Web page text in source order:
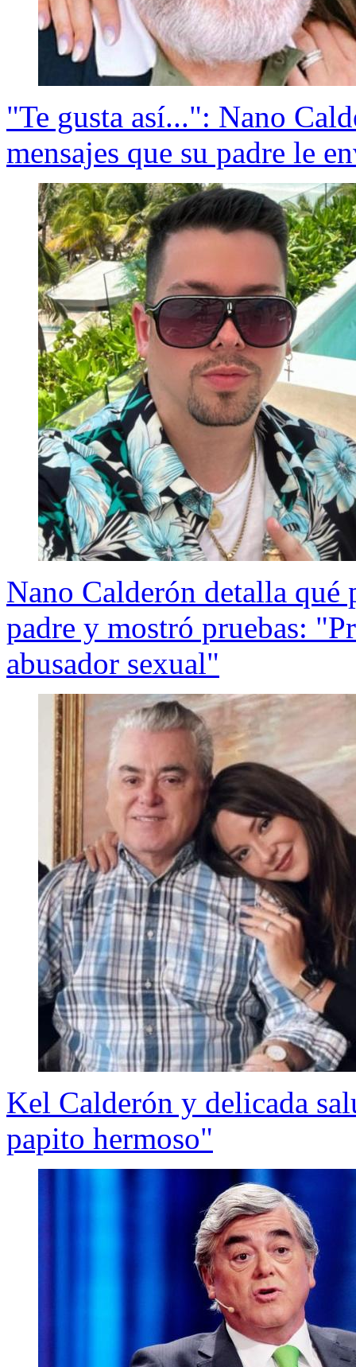
"Te gusta así...": Nano
mensajes que su padre le
Nano Calderón detalla qué
padre y mostró pruebas:
abusador sexual"
Kel Calderón y delicada
papito hermoso"